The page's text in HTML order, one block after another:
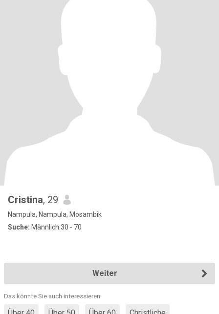
Cristina, 29
Nampula, Nampula, Mosambik
Suche: Männlich 30 - 70
Weiter
Das könnte Sie auch interessieren: